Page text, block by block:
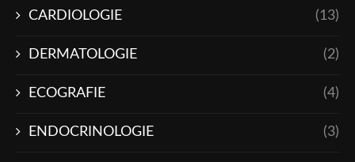
CARDIOLOGIE (13)
DERMATOLOGIE (2)
ECOGRAFIE (4)
ENDOCRINOLOGIE (3)